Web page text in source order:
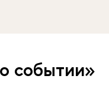
событии»